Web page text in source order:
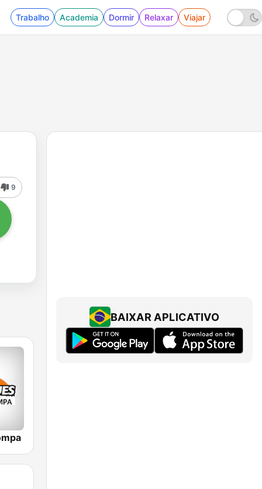
Trabalho Academia Dormir Relaxar Viajar
9
BAIXAR APLICATIVO